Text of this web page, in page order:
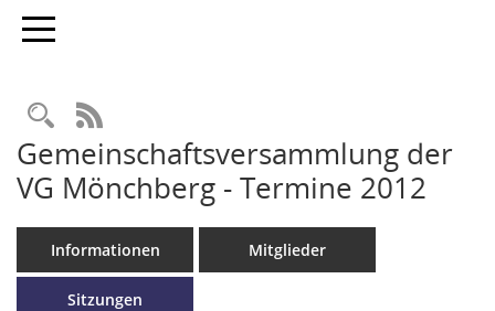
Toggle navigation
RSS-Feed
Gemeinschaftsversammlung der
VG Mönchberg - Termine 2012
Informationen Mitglieder
Sitzungen